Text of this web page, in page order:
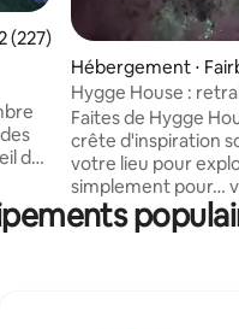
moyenne sur la base
(227)
de
cour
des
Hébergement ⋅
Hygge House :
scandinégasienne/
Faites de Hygge
crête d'inspiration
votre lieu pour
simplement pour…
Profitez d'une
gamme pour vos